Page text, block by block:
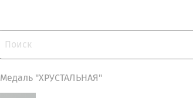
Медаль "ХРУСТАЛЬНАЯ"